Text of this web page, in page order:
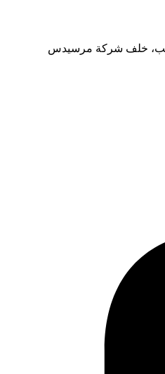
خلف شركة مرسيدس